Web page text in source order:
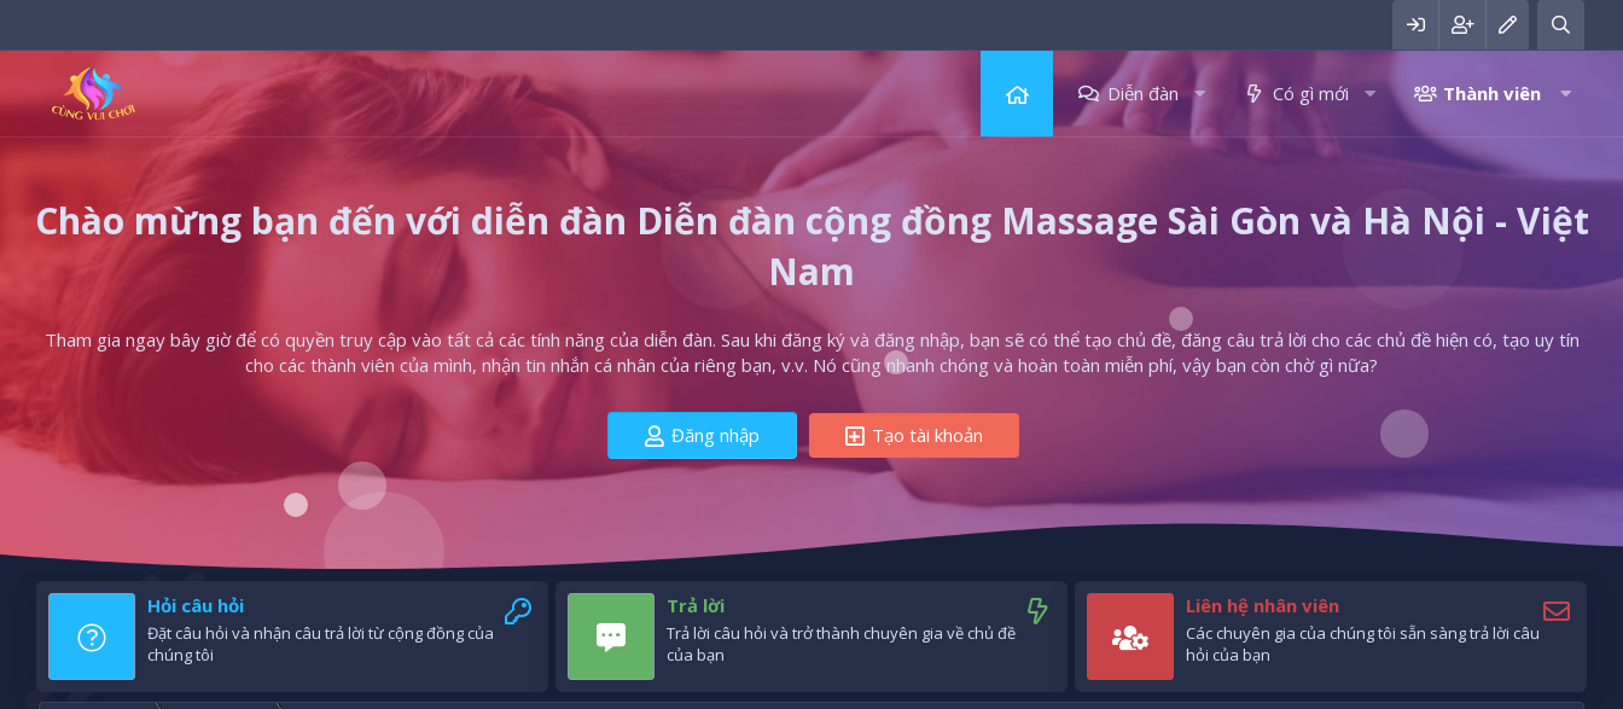
Diễn đàn Có gì mới Thành viên
Chào mừng bạn đến với diễn đàn Diễn đàn cộng đồng Massage Sài Gòn và Hà Nội - Việt
Nam
Tham gia ngay bây giờ để có quyền truy cập vào tất cả các tính năng của diễn đàn. Sau khi đăng ký và đăng nhập, bạn sẽ có thể tạo chủ đề, đăng câu trả lời cho các chủ đề hiện có, tạo uy tín
cho các thành viên của mình, nhận tin nhắn cá nhân của riêng bạn, v.v. Nó cũng nhanh chóng và hoàn toàn miễn phí, vậy bạn còn chờ gì nữa?
Đăng nhập Tạo tài khoản
Hỏi câu hỏi
Đặt câu hỏi và nhận câu trả lời từ cộng đồng của
chúng tôi
Trả lời
Trả lời câu hỏi và trở thành chuyên gia về chủ đề
của bạn
Liên hệ nhân viên
Các chuyên gia của chúng tôi sẵn sàng trả lời câu
hỏi của bạn